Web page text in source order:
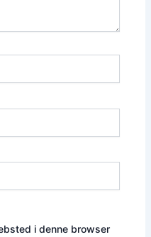
i denne browser